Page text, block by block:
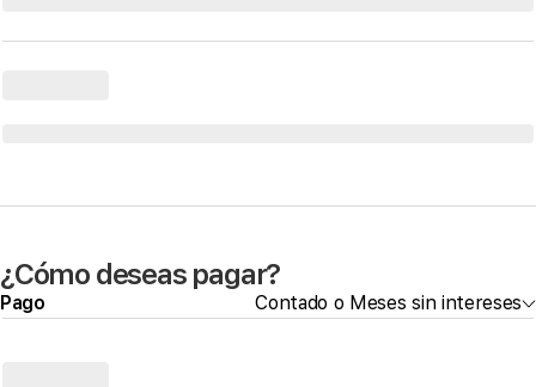
¿Cómo deseas pagar?
Pago Contado o Meses sin intereses